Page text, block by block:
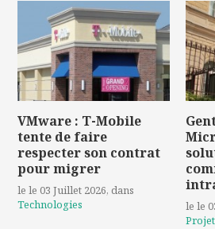
VMware : T-Mobile
tente de faire
respecter son contrat
pour migrer
le le 03 Juillet 2026, dans
Technologies
le le